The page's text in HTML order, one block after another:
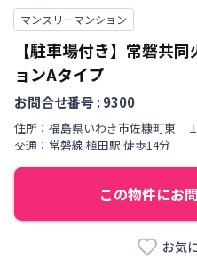
マンスリーマンション
【駐車場付き】常磐共同
ョンAタイプ
お問合せ番号 :9300
住所： 福島県いわき市佐糠町東
交通： 常磐線 植田駅 徒歩14分
この物件にお
お気